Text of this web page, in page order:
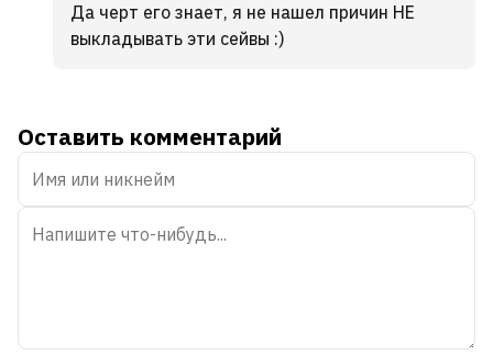
Да черт его знает, я не нашел причин НЕ
выкладывать эти сейвы :)
Оставить комментарий
Имя
или
никнейм
Текст
комментария